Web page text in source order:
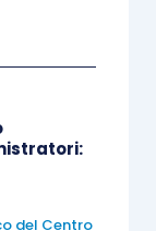
pregresse
2008
generale
fiscale
del Centro